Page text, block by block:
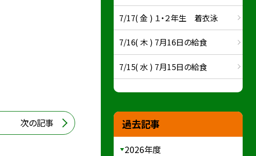
次の記事
7/17( 金 ) １・２年生 着衣泳
7/16( 木 ) 7月16日の給食
7/15( 水 ) 7月15日の給食
過去記事
2026年度